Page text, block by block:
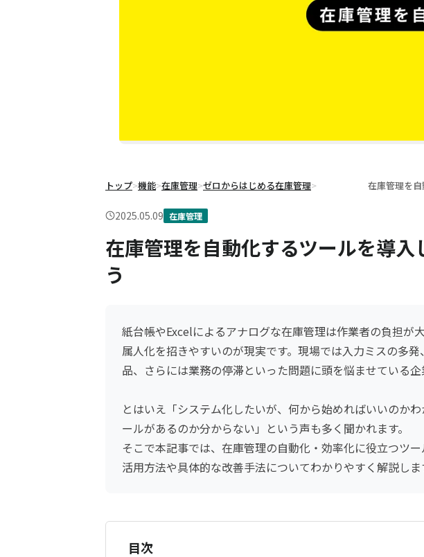
トップ>機能>在庫管理>ゼロからはじめる在庫管理> 在庫管理を
2025.05.09 在庫管理
在庫管理を自動化するツールを導入
う
紙台帳やExcelによるアナログな在庫管理は作業者の負担が
属人化を招きやすいのが現実です。現場では入力ミスの多
品、さらには業務の停滞といった問題に頭を悩ませている企
とはいえ「システム化したいが、何から始めればいいのか
ールがあるのか分からない」という声も多く聞かれます。
そこで本記事では、在庫管理の自動化・効率化に役立つツ
活用方法や具体的な改善手法についてわかりやすく解説しま
目次